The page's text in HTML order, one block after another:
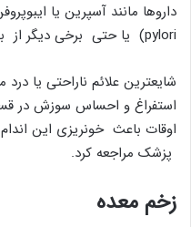
pylori) یا حتی برخی دیگر از بیماری ها ایجاد شود.
شایعترین علائم ناراحتی یا
استفراغ و احساس سوزش در
اوقات باعث خونریزی این
پزشک مراجعه کرد.
زخم معده